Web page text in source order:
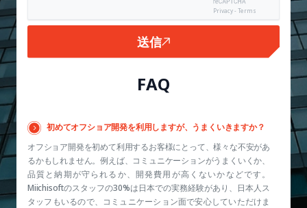
Privacy - Terms
送信
FAQ
初めてオフショア開発を利用しますが、うまくいきますか？
オフショア開発を初めて利用するお客様にとって、様々な不安があ
るかもしれません。例えば、コミュニケーションがうまくいくか、
品質と納期が守られるか、開発費用が高くないかなどです。
Miichisoftのスタッフの30%は日本での実務経験があり、日本人ス
タッフもいるので、コミュニケーション面で安心していただけま